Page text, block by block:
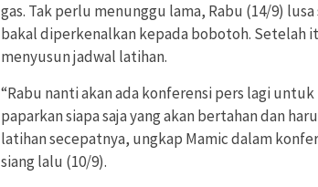
gas. Tak perlu menunggu lama, Rabu (14/9)
bakal diperkenalkan kepada bobotoh. Setelah
menyusun jadwal latihan.
“Rabu nanti akan ada konferensi pers lagi
paparkan siapa saja yang akan bertahan dan
latihan secepatnya, ungkap Mamic dalam
siang lalu (10/9).